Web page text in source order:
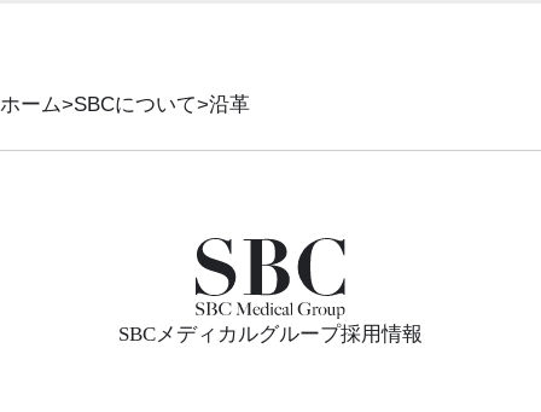
ホーム SBCについて 沿革
SBCメディカルグループ採用情報